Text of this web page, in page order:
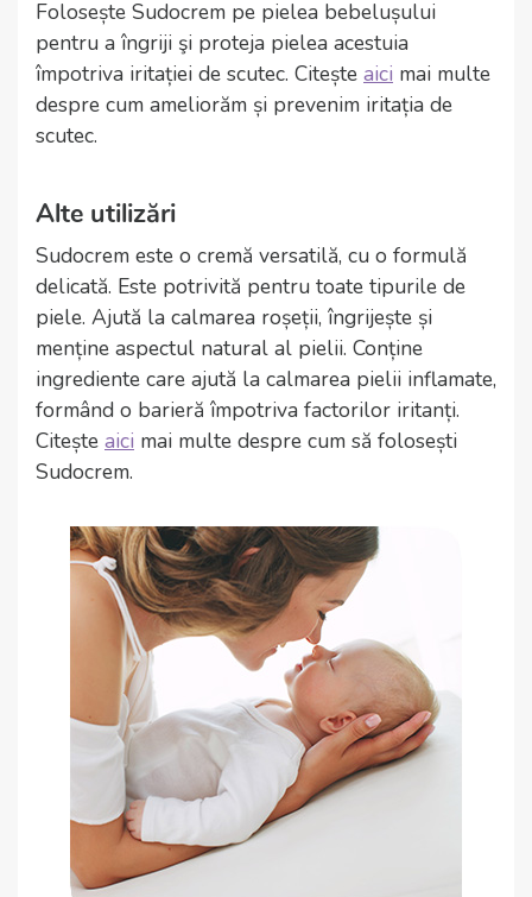
Folosește Sudocrem pe pielea bebelușului
pentru a îngriji şi proteja pielea acestuia
împotriva iritației de scutec. Citește aici mai multe
despre cum ameliorăm și prevenim iritația de
scutec.
Alte utilizări
Sudocrem este o cremă versatilă, cu o formulă
delicată. Este potrivită pentru toate tipurile de
piele. Ajută la calmarea roșeții, îngrijește și
menține aspectul natural al pielii. Conține
ingrediente care ajută la calmarea pielii inflamate,
formând o barieră împotriva factorilor iritanți.
Citește aici mai multe despre cum să folosești
Sudocrem.